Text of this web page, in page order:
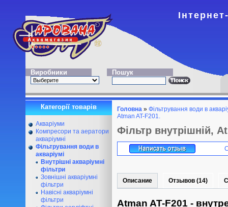
Виробники Пошук
Категорії товарів
Акваріуми
Компресори та аератори
акваріумні
Фільтрування води в
акваріумі
Внутрішні акваріумні
фільтри
Зовнішні акваріумні
фільтри
Навісні акваріумні
фільтри
Головна » Фільтрування води в
Atman AT-F201.
Фільтр внутрішній,
Описание Отзывов (14)
Atman AT-F201 -